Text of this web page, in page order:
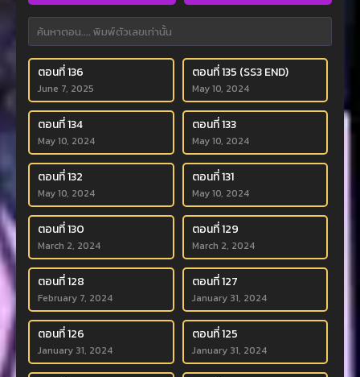
ตอนที่ 136
June 7, 2025
ตอนที่ 135 (SS3 END)
May 10, 2024
ตอนที่ 134
May 10, 2024
ตอนที่ 133
May 10, 2024
ตอนที่ 132
May 10, 2024
ตอนที่ 131
May 10, 2024
ตอนที่ 130
March 2, 2024
ตอนที่ 129
March 2, 2024
ตอนที่ 128
February 7, 2024
ตอนที่ 127
January 31, 2024
ตอนที่ 126
January 31, 2024
ตอนที่ 125
January 31, 2024